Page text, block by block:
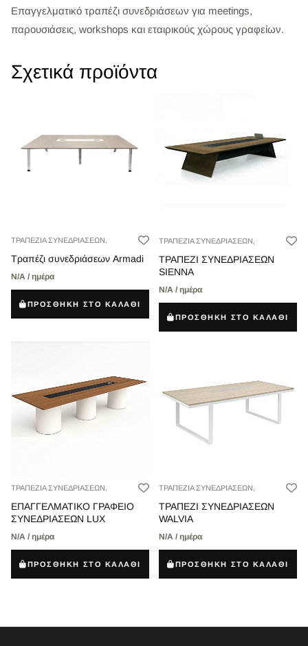
Επαγγελματικό τραπέζι συνεδριάσεων για meetings,
παρουσιάσεις, workshops και εταιρικούς χώρους γραφείων.
Σχετικά προϊόντα
ΤΡΑΠΕΖΙΑ ΣΥΝΕΔΡΙΑΣΕΩΝ,
Τραπέζι συνεδριάσεων Armadi
Ν/Α / ημέρα
ΠΡΟΣΘΗΚΗ ΣΤΟ ΚΑΛΑΘΙ
ΤΡΑΠΕΖΙΑ ΣΥΝΕΔΡΙΑΣΕΩΝ,
ΤΡΑΠΕΖΙ ΣΥΝΕΔΡΙΑΣΕΩΝ
SIENNA
Ν/Α / ημέρα
ΠΡΟΣΘΗΚΗ ΣΤΟ ΚΑΛΑΘΙ
ΤΡΑΠΕΖΙΑ ΣΥΝΕΔΡΙΑΣΕΩΝ,
ΕΠΑΓΓΕΛΜΑΤΙΚΟ ΓΡΑΦΕΙΟ
ΣΥΝΕΔΡΙΑΣΕΩΝ LUX
Ν/Α / ημέρα
ΠΡΟΣΘΗΚΗ ΣΤΟ ΚΑΛΑΘΙ
ΤΡΑΠΕΖΙΑ ΣΥΝΕΔΡΙΑΣΕΩΝ,
ΤΡΑΠΕΖΙ ΣΥΝΕΔΡΙΑΣΕΩΝ
WALVIA
Ν/Α / ημέρα
ΠΡΟΣΘΗΚΗ ΣΤΟ ΚΑΛΑΘΙ